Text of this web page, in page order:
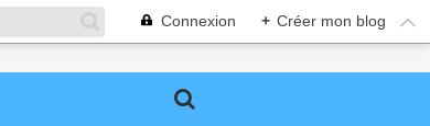
Connexion + Créer mon blog